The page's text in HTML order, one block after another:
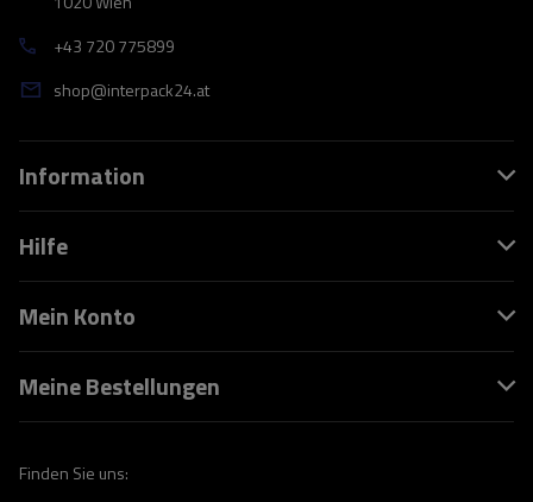
+43 720 775899
shop@interpack24.at
Information
Hilfe
Mein Konto
Meine Bestellungen
Finden Sie uns: